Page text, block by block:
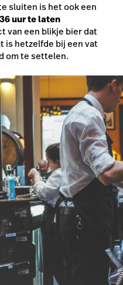
sluiten is het ook een
uur te laten
van een blikje bier dat
is hetzelfde bij een vat
om te settelen.